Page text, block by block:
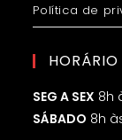
Política de
SEG A SEX 8h
SÁBADO 8h